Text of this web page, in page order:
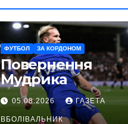
ФУТБОЛ ЗА КОРДОНОМ
Повернення
Мудрика
05.08.2026 ГАЗЕТА
ВБОЛІВАЛЬНИК